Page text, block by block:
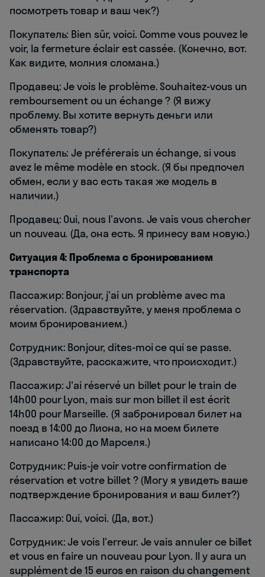
посмотреть товар и ваш чек?)
Покупатель: Bien sûr, voici. Comme vous pouvez le
voir, la fermeture éclair est cassée. (Конечно, вот.
Как видите, молния сломана.)
Продавец: Je vois le problème. Souhaitez-vous un
remboursement ou un échange ? (Я вижу
проблему. Вы хотите вернуть деньги или
обменять товар?)
Покупатель: Je préférerais un échange, si vous
avez le même modèle en stock. (Я бы предпочел
обмен, если у вас есть такая же модель в
наличии.)
Продавец: Oui, nous l'avons. Je vais vous chercher
un nouveau. (Да, она есть. Я принесу вам новую.)
Ситуация 4: Проблема с бронированием
транспорта
Пассажир: Bonjour, j'ai un problème avec ma
réservation. (Здравствуйте, у меня проблема с
моим бронированием.)
Сотрудник: Bonjour, dites-moi ce qui se passe.
(Здравствуйте, расскажите, что происходит.)
Пассажир: J'ai réservé un billet pour le train de
14h00 pour Lyon, mais sur mon billet il est écrit
14h00 pour Marseille. (Я забронировал билет на
поезд в 14:00 до Лиона, но на моем билете
написано 14:00 до Марселя.)
Сотрудник: Puis-je voir votre confirmation de
réservation et votre billet ? (Могу я увидеть ваше
подтверждение бронирования и ваш билет?)
Пассажир: Oui, voici. (Да, вот.)
Сотрудник: Je vois l'erreur. Je vais annuler ce billet
et vous en faire un nouveau pour Lyon. Il y aura un
supplément de 15 euros en raison du changement